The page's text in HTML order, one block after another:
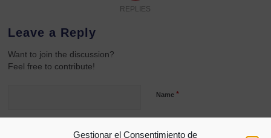
Gestionar el Consentimiento de
REPLIES
Leave a Reply
Want to join the discussion?
Feel free to contribute!
Name *